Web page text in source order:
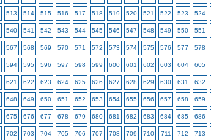
513 514 515 516 517 518 519 520 521 522 523 524
540 541 542 543 544 545 546 547 548 549 550 551
567 568 569 570 571 572 573 574 575 576 577 578
594 595 596 597 598 599 600 601 602 603 604 605
621 622 623 624 625 626 627 628 629 630 631 632
648 649 650 651 652 653 654 655 656 657 658 659
675 676 677 678 679 680 681 682 683 684 685 686
702 703 704 705 706 707 708 709 710 711 712 713